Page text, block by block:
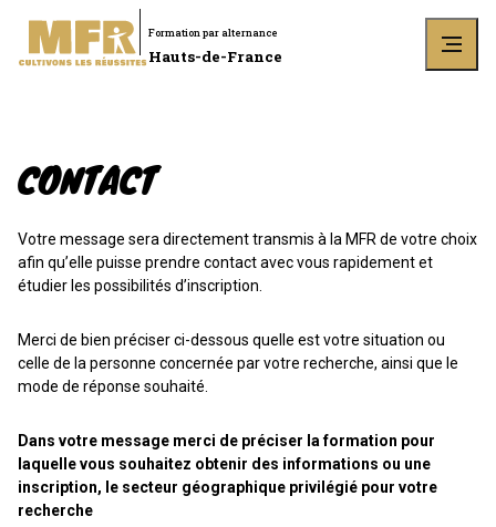
Formation par alternance
Hauts-de-France
CONTACT
Votre message sera directement transmis à la MFR de votre choix
afin qu’elle puisse prendre contact avec vous rapidement et
étudier les possibilités d’inscription.
Merci de bien préciser ci-dessous quelle est votre situation ou
celle de la personne concernée par votre recherche, ainsi que le
mode de réponse souhaité.
Dans votre message merci de préciser la formation pour
laquelle vous souhaitez obtenir des informations ou une
inscription, le secteur géographique privilégié pour votre
recherche